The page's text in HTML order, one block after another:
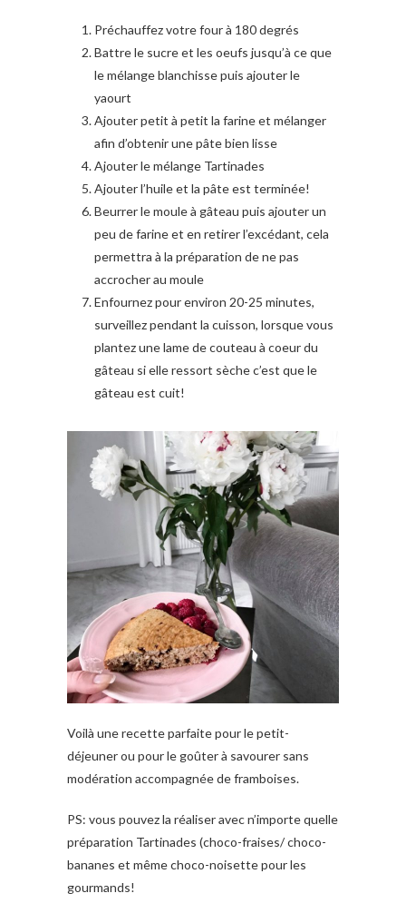
Préchauffez votre four à 180 degrés
Battre le sucre et les oeufs jusqu’à ce que
le mélange blanchisse puis ajouter le
yaourt
Ajouter petit à petit la farine et mélanger
afin d’obtenir une pâte bien lisse
Ajouter le mélange Tartinades
Ajouter l’huile et la pâte est terminée!
Beurrer le moule à gâteau puis ajouter un
peu de farine et en retirer l’excédant, cela
permettra à la préparation de ne pas
accrocher au moule
Enfournez pour environ 20-25 minutes,
surveillez pendant la cuisson, lorsque vous
plantez une lame de couteau à coeur du
gâteau si elle ressort sèche c’est que le
gâteau est cuit!
Voilà une recette parfaite pour le petit-
déjeuner ou pour le goûter à savourer sans
modération accompagnée de framboises.
PS: vous pouvez la réaliser avec n’importe quelle
préparation Tartinades (choco-fraises/ choco-
bananes et même choco-noisette pour les
gourmands!